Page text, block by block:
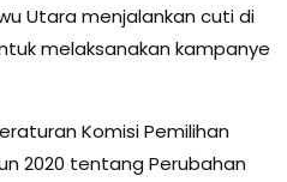
Utara menjalankan cuti di
melaksanakan kampanye
Komisi Pemilihan
2020 tentang Perubahan